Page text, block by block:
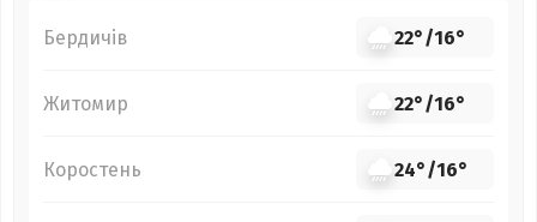
Бердичів 22°/16°
Житомир 22°/16°
Коростень 24°/16°